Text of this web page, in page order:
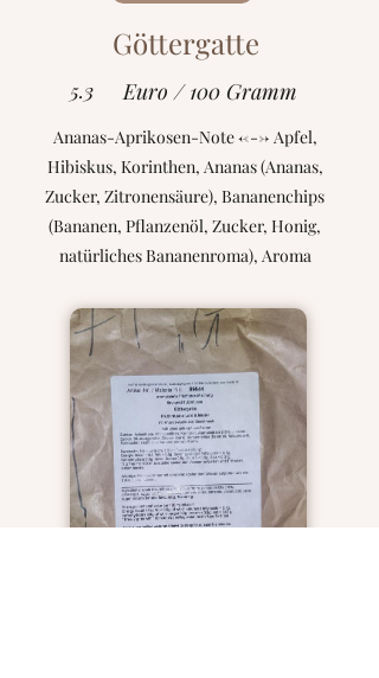
Göttergatte
5.3 Euro / 100 Gramm
Ananas-Aprikosen-Note <---> Apfel,
Hibiskus, Korinthen, Ananas (Ananas,
Zucker, Zitronensäure), Bananenchips
(Bananen, Pflanzenöl, Zucker, Honig,
natürliches Bananenroma), Aroma